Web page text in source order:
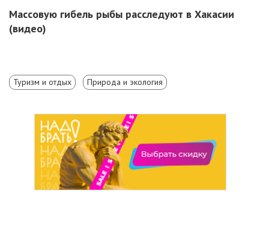
Массовую гибель рыбы расследуют в Хакасии
(видео)
Туризм и отдых Природа и экология